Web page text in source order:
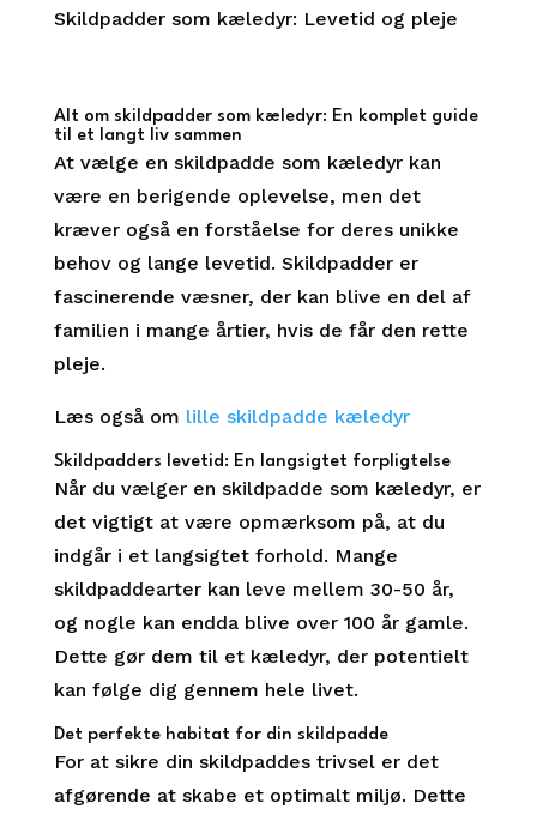
Skildpadder som kæledyr: Levetid og pleje
Alt om skildpadder som kæledyr: En komplet guide
til et langt liv sammen
At vælge en skildpadde som kæledyr kan
være en berigende oplevelse, men det
kræver også en forståelse for deres unikke
behov og lange levetid. Skildpadder er
fascinerende væsner, der kan blive en del af
familien i mange årtier, hvis de får den rette
pleje.
Læs også om lille skildpadde kæledyr
Skildpadders levetid: En langsigtet forpligtelse
Når du vælger en skildpadde som kæledyr, er
det vigtigt at være opmærksom på, at du
indgår i et langsigtet forhold. Mange
skildpaddearter kan leve mellem 30-50 år,
og nogle kan endda blive over 100 år gamle.
Dette gør dem til et kæledyr, der potentielt
kan følge dig gennem hele livet.
Det perfekte habitat for din skildpadde
For at sikre din skildpaddes trivsel er det
afgørende at skabe et optimalt miljø. Dette